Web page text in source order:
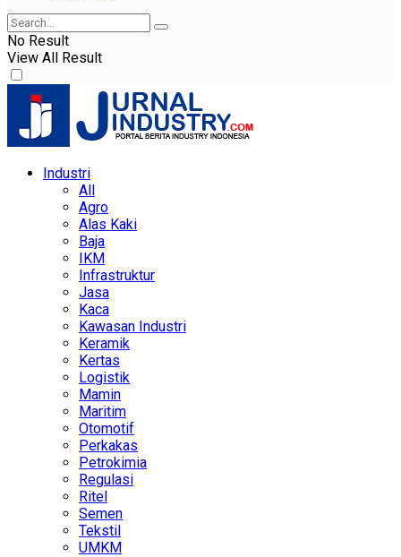
No Result
View All Result
Industri
All
Agro
Alas Kaki
Baja
IKM
Infrastruktur
Jasa
Kaca
Kawasan Industri
Keramik
Kertas
Logistik
Mamin
Maritim
Otomotif
Perkakas
Petrokimia
Regulasi
Ritel
Semen
Tekstil
UMKM